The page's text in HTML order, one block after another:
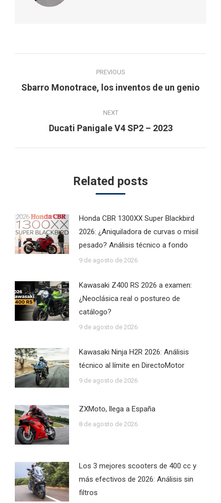
navigation
PREVIOUS
Previous
Sbarro Monotrace, los inventos de un genio
NEXT
Next
Ducati Panigale V4 SP2 – 2023
Related posts
Honda CBR 1300XX Super Blackbird
2026: ¿Aniquiladora de curvas o misil
pesado? Análisis técnico a fondo
9 de agosto de 2026
Kawasaki Z400 RS 2026 a examen:
¿Neoclásica real o postureo de
catálogo?
9 de agosto de 2026
Kawasaki Ninja H2R 2026: Análisis
técnico al límite en DirectoMotor
9 de agosto de 2026
ZXMoto, llega a España
8 de agosto de 2026
Los 3 mejores scooters de 400 cc y
más efectivos de 2026: Análisis sin
filtros